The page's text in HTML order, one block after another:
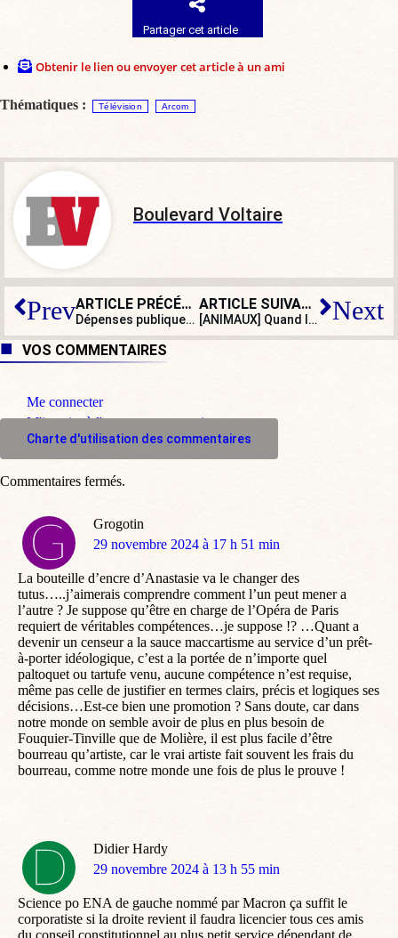
Partager cet article
Obtenir le lien ou envoyer cet article à un ami
Thématiques : Télévision Arcom
Boulevard Voltaire
Prev ARTICLE PRÉCÉDENT
Dépenses publiques : Villepin et Cazeneuve appelés à un « souci d’exemplarité »
ARTICLE SUIVANT
[ANIMAUX] Quand la cause animaliste vire à l’éco-terrorisme Next
VOS COMMENTAIRES
Me connecter
M'inscrire à l'espace commentaire
Charte d'utilisation des commentaires
Grogotin
dit
29 novembre 2024 à 17 h 51 min
La bouteille d’encre d’Anastasie va le changer des
tutus…..j’aimerais comprendre comment l’un peut mener a
l’autre ? Je suppose qu’être en charge de l’Opéra de Paris
requiert de véritables compétences…je suppose !? …Quant a
devenir un censeur a la sauce maccartisme au service d’un prêt-
à-porter idéologique, c’est a la portée de n’importe quel
paltoquet ou tartufe venu, aucune compétence n’est requise,
même pas celle de justifier en termes clairs, précis et logiques ses
décisions…Est-ce bien une promotion ? Sans doute, car dans
notre monde on semble avoir de plus en plus besoin de
Fouquier-Tinville que de Molière, il est plus facile d’être
bourreau qu’artiste, car le vrai artiste fait souvent les frais du
bourreau, comme notre monde une fois de plus le prouve !
Didier Hardy
dit
29 novembre 2024 à 13 h 55 min
Science po ENA de gauche nommé par Macron ça suffit le
corporatiste si la droite revient il faudra licencier tous ces amis
du conseil constitutionnel au plus petit service dépendant de
Commentaires fermés.